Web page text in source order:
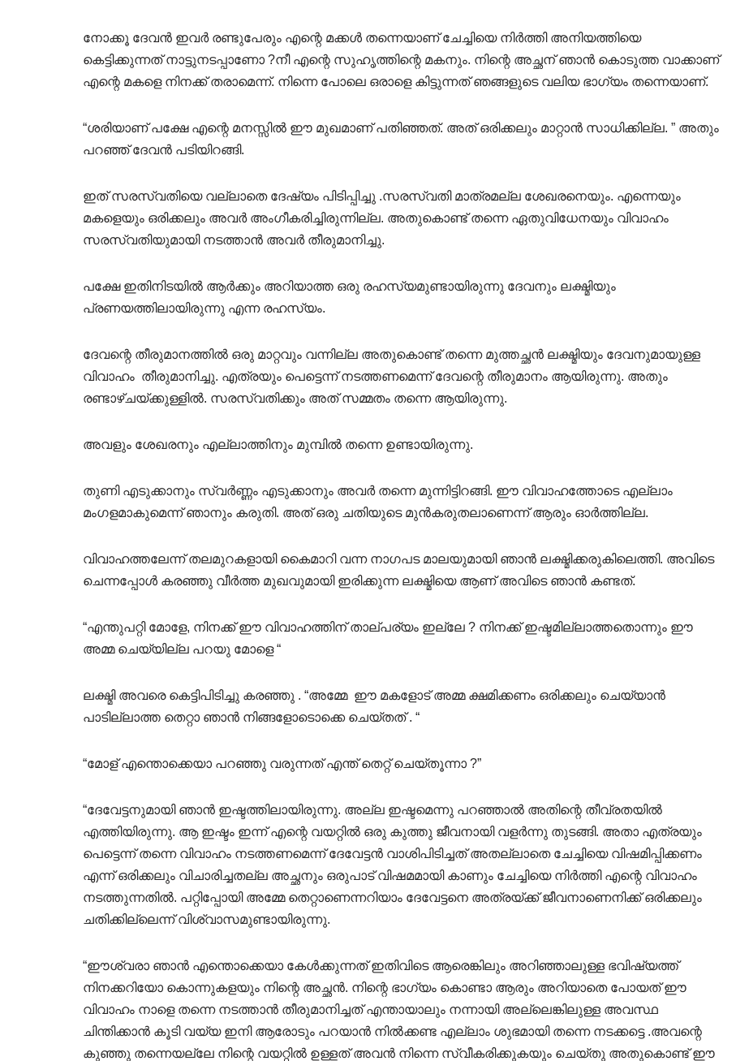
നോക്കൂ ദേവൻ ഇവർ രണ്ടുപേരും എന്റെ മക്കൾ തന്നെയാണ് ചേച്ചിയെ നിർത്തി അനിയത്തിയെ
കെട്ടിക്കുന്നത് നാട്ടുനടപ്പാണോ ?നീ എന്റെ സുഹൃത്തിന്റെ മകനും. നിന്റെ അച്ഛന് ഞാൻ കൊടുത്ത വാക്കാണ്
എന്റെ മകളെ നിനക്ക് തരാമെന്ന്. നിന്നെ പോലെ ഒരാളെ കിട്ടുന്നത് ഞങ്ങളുടെ വലിയ ഭാഗ്യം തന്നെയാണ്.
“ശരിയാണ് പക്ഷേ എന്റെ മനസ്സിൽ ഈ മുഖമാണ് പതിഞ്ഞത്. അത് ഒരിക്കലും മാറ്റാൻ സാധിക്കില്ല. ” അതും
പറഞ്ഞ് ദേവൻ പടിയിറങ്ങി.
ഇത് സരസ്വതിയെ വല്ലാതെ ദേഷ്യം പിടിപ്പിച്ചു .സരസ്വതി മാത്രമല്ല ശേഖരനെയും. എന്നെയും
മകളെയും ഒരിക്കലും അവർ അംഗീകരിച്ചിരുന്നില്ല. അതുകൊണ്ട് തന്നെ ഏതുവിധേനയും വിവാഹം
സരസ്വതിയുമായി നടത്താൻ അവർ തീരുമാനിച്ചു.
പക്ഷേ ഇതിനിടയിൽ ആർക്കും അറിയാത്ത ഒരു രഹസ്യമുണ്ടായിരുന്നു ദേവനും ലക്ഷ്മിയും
പ്രണയത്തിലായിരുന്നു എന്ന രഹസ്യം.
ദേവന്റെ തീരുമാനത്തിൽ ഒരു മാറ്റവും വന്നില്ല അതുകൊണ്ട് തന്നെ മുത്തച്ഛൻ ലക്ഷ്മിയും ദേവനുമായുള്ള
വിവാഹം തീരുമാനിച്ചു. എത്രയും പെട്ടെന്ന് നടത്തണമെന്ന് ദേവന്റെ തീരുമാനം ആയിരുന്നു. അതും
രണ്ടാഴ്ചയ്ക്കുള്ളിൽ. സരസ്വതിക്കും അത് സമ്മതം തന്നെ ആയിരുന്നു.
അവളും ശേഖരനും എല്ലാത്തിനും മുമ്പിൽ തന്നെ ഉണ്ടായിരുന്നു.
തുണി എടുക്കാനും സ്വർണ്ണം എടുക്കാനും അവർ തന്നെ മുന്നിട്ടിറങ്ങി. ഈ വിവാഹത്തോടെ എല്ലാം
മംഗളമാകുമെന്ന് ഞാനും കരുതി. അത് ഒരു ചതിയുടെ മുൻകരുതലാണെന്ന് ആരും ഓർത്തില്ല.
വിവാഹത്തലേന്ന് തലമുറകളായി കൈമാറി വന്ന നാഗപട മാലയുമായി ഞാൻ ലക്ഷ്മിക്കരുകിലെത്തി. അവിടെ
ചെന്നപ്പോൾ കരഞ്ഞു വീർത്ത മുഖവുമായി ഇരിക്കുന്ന ലക്ഷ്മിയെ ആണ് അവിടെ ഞാൻ കണ്ടത്.
“എന്തുപറ്റി മോളേ, നിനക്ക് ഈ വിവാഹത്തിന് താല്പര്യം ഇല്ലേ ? നിനക്ക് ഇഷ്ടമില്ലാത്തതൊന്നും ഈ
അമ്മ ചെയ്യില്ല പറയു മോളെ “
ലക്ഷ്മി അവരെ കെട്ടിപിടിച്ചു കരഞ്ഞു . “അമ്മേ ഈ മകളോട് അമ്മ ക്ഷമിക്കണം ഒരിക്കലും ചെയ്യാൻ
പാടില്ലാത്ത തെറ്റാ ഞാൻ നിങ്ങളോടൊക്കെ ചെയ്തത് . “
“മോള് എന്തൊക്കെയാ പറഞ്ഞു വരുന്നത് എന്ത് തെറ്റ് ചെയ്തൂന്നാ ?”
“ദേവേട്ടനുമായി ഞാൻ ഇഷ്ടത്തിലായിരുന്നു. അല്ല ഇഷ്ടമെന്നു പറഞ്ഞാൽ അതിന്റെ തീവ്രതയിൽ
എത്തിയിരുന്നു. ആ ഇഷ്ടം ഇന്ന് എന്റെ വയറ്റിൽ ഒരു കുത്തു ജീവനായി വളർന്നു തുടങ്ങി. അതാ എത്രയും
പെട്ടെന്ന് തന്നെ വിവാഹം നടത്തണമെന്ന് ദേവേട്ടൻ വാശിപിടിച്ചത് അതല്ലാതെ ചേച്ചിയെ വിഷമിപ്പിക്കണം
എന്ന് ഒരിക്കലും വിചാരിച്ചതല്ല അച്ഛനും ഒരുപാട് വിഷമമായി കാണും ചേച്ചിയെ നിർത്തി എന്റെ വിവാഹം
നടത്തുന്നതിൽ. പറ്റിപ്പോയി അമ്മേ തെറ്റാണെന്നറിയാം ദേവേട്ടനെ അത്രയ്ക്ക് ജീവനാണെനിക്ക് ഒരിക്കലും
ചതിക്കില്ലെന്ന് വിശ്വാസമുണ്ടായിരുന്നു.
“ഈശ്വരാ ഞാൻ എന്തൊക്കെയാ കേൾക്കുന്നത് ഇതിവിടെ ആരെങ്കിലും അറിഞ്ഞാലുള്ള ഭവിഷ്യത്ത്
നിനക്കറിയോ കൊന്നുകളയും നിന്റെ അച്ഛൻ. നിന്റെ ഭാഗ്യം കൊണ്ടാ ആരും അറിയാതെ പോയത് ഈ
വിവാഹം നാളെ തന്നെ നടത്താൻ തീരുമാനിച്ചത് എന്തായാലും നന്നായി അല്ലെങ്കിലുള്ള അവസ്ഥ
ചിന്തിക്കാൻ കൂടി വയ്യ ഇനി ആരോടും പറയാൻ നിൽക്കണ്ട എല്ലാം ശുഭമായി തന്നെ നടക്കട്ടെ .അവന്റെ
കുഞ്ഞു തന്നെയല്ലേ നിന്റെ വയറ്റിൽ ഉള്ളത് അവൻ നിന്നെ സ്വീകരിക്കുകയും ചെയ്തു അതുകൊണ്ട് ഈ